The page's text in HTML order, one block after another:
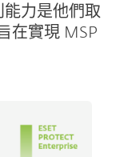
力是他們取
在實現 MSP